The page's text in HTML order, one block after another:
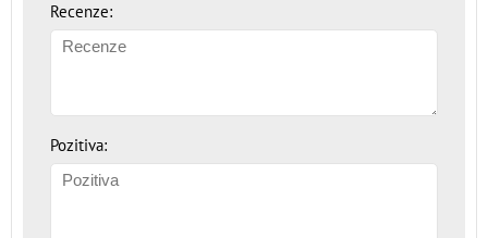
Recenze:
Pozitiva: